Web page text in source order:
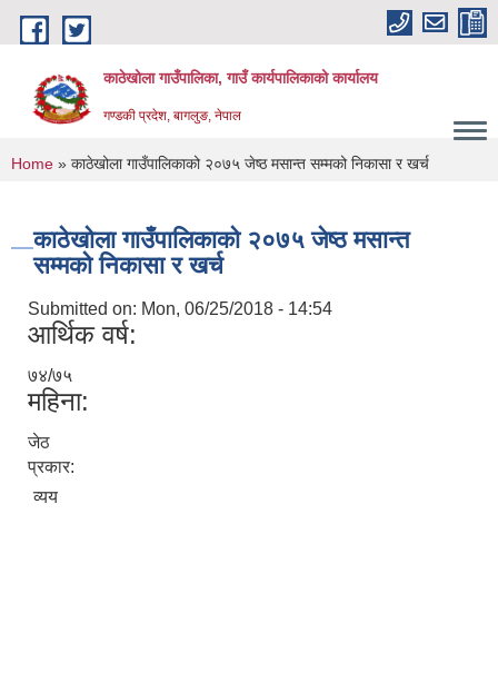
Skip to main content
काठेखोला गाउँपालिका, गाउँ कार्यपालिकाको कार्यालय
गण्डकी प्रदेश, बागलुङ, नेपाल
You are here
Home » काठेखोला गाउँपालिकाको २०७५ जेष्ठ मसान्त सम्मको निकासा र खर्च
काठेखोला गाउँपालिकाको २०७५ जेष्ठ मसान्त
सम्मको निकासा र खर्च
Submitted on: Mon, 06/25/2018 - 14:54
आर्थिक वर्ष:
७४/७५
महिना:
जेठ
प्रकार:
व्यय